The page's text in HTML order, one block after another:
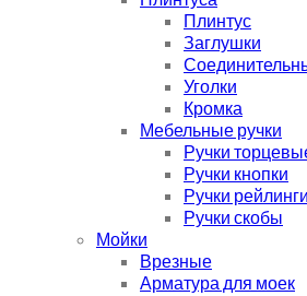
Плинтус
Заглушки
Уголки
Кромка
Мебельные ручки
Ручки
Ручки кнопки
Ручки рейлинги
Ручки скобы
Мойки
Врезные
Арматура для моек